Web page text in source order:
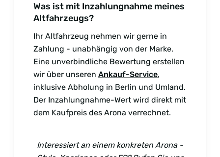
Was ist mit Inzahlungnahme meines
Altfahrzeugs?
Ihr Altfahrzeug nehmen wir gerne in
Zahlung - unabhängig von der Marke.
Eine unverbindliche Bewertung erstellen
wir über unseren Ankauf-Service,
inklusive Abholung in Berlin und Umland.
Der Inzahlungnahme-Wert wird direkt mit
dem Kaufpreis des Arona verrechnet.
Interessiert an einem konkreten Arona -